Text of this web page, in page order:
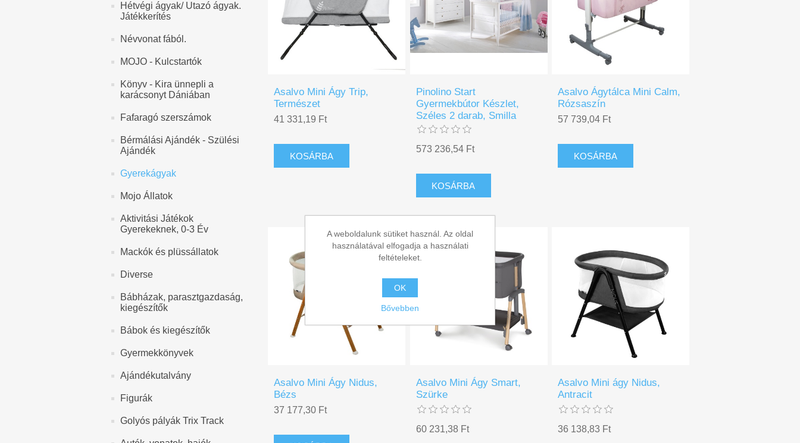
Hétvégi ágyak/ Utazó ágyak.
Játékkerítés
Névvonat fából.
MOJO - Kulcstartók
Könyv - Kira ünnepli a
karácsonyt Dániában
Fafaragó szerszámok
Bérmálási Ajándék - Szülési
Ajándék
Gyerekágyak
Mojo Állatok
Aktivitási Játékok
Gyerekeknek, 0-3 Év
Mackók és plüssállatok
Diverse
Bábházak, parasztgazdaság,
kiegészítők
Bábok és kiegészítők
Gyermekkönyvek
Ajándékutalvány
Figurák
Golyós pályák Trix Track
Asalvo Mini Ágy Trip,
Természet
41 331,19 Ft
KOSÁRBA
Pinolino Start
Gyermekbútor Készlet,
Széles 2 darab, Smilla
573 236,54 Ft
KOSÁRBA
Asalvo Ágytálca Mini Calm,
Rózsaszín
57 739,04 Ft
KOSÁRBA
Asalvo Mini Ágy Nidus,
Bézs
37 177,30 Ft
Asalvo Mini Ágy Smart,
Szürke
60 231,38 Ft
Asalvo Mini ágy Nidus,
Antracit
36 138,83 Ft
A weboldalunk sütiket használ. Az oldal
használatával elfogadja a használati
feltételeket.
OK
Bővebben